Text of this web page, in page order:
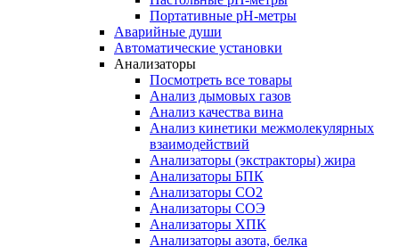
Портативные рН-метры
Аварийные души
Автоматические установки
Анализаторы
Посмотреть все товары
Анализ дымовых газов
Анализ качества вина
Анализ кинетики межмолекулярных
взаимодействий
Анализаторы (экстракторы) жира
Анализаторы БПК
Анализаторы СО2
Анализаторы СОЭ
Анализаторы ХПК
Анализаторы азота, белка